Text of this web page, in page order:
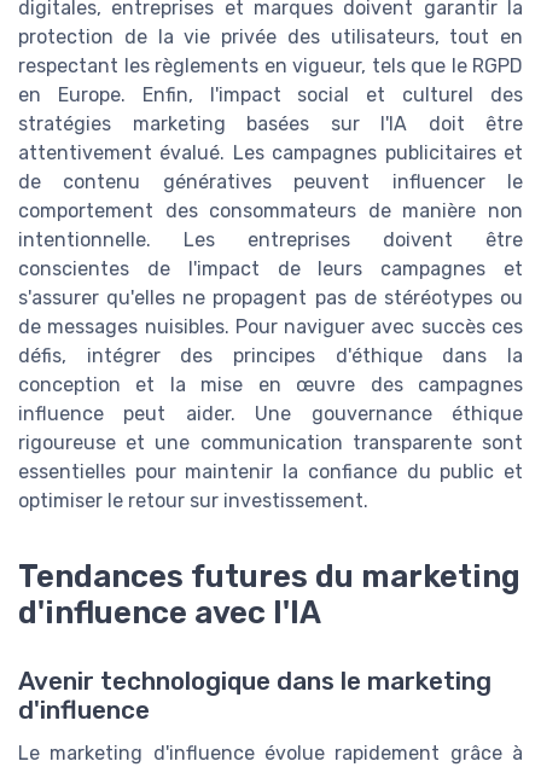
digitales, entreprises et marques doivent garantir la
protection de la vie privée des utilisateurs, tout en
respectant les règlements en vigueur, tels que le RGPD
en Europe. Enfin, l'impact social et culturel des
stratégies marketing basées sur l'IA doit être
attentivement évalué. Les campagnes publicitaires et
de contenu génératives peuvent influencer le
comportement des consommateurs de manière non
intentionnelle. Les entreprises doivent être
conscientes de l'impact de leurs campagnes et
s'assurer qu'elles ne propagent pas de stéréotypes ou
de messages nuisibles. Pour naviguer avec succès ces
défis, intégrer des principes d'éthique dans la
conception et la mise en œuvre des campagnes
influence peut aider. Une gouvernance éthique
rigoureuse et une communication transparente sont
essentielles pour maintenir la confiance du public et
optimiser le retour sur investissement.
Tendances futures du marketing
d'influence avec l'IA
Avenir technologique dans le marketing
d'influence
Le marketing d'influence évolue rapidement grâce à